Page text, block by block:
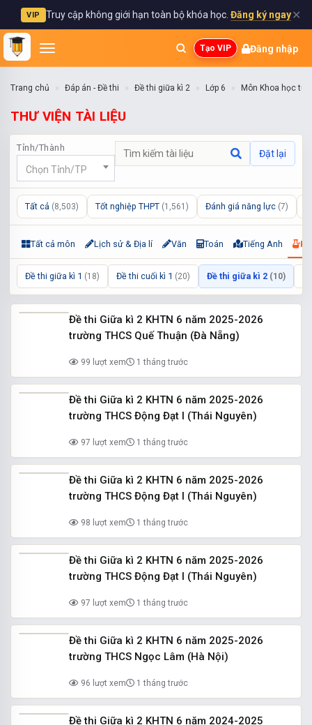
VIP Truy cập không giới hạn toàn bộ khóa học. Đăng ký ngay✕
Tạo VIP Đăng nhập
Trang chủ Đáp án - Đề thi Đề thi giữa kì 2 Lớp 6 Môn Khoa học tự
THƯ VIỆN TÀI LIỆU
Tỉnh/Thành
Chọn Tỉnh/TP
Đặt lại
Tất cả (8,503) Tốt nghiệp THPT (1,561) Đánh giá năng lực (7)
Tất cả môn Lịch sử & Địa lí Văn Toán Tiếng Anh
Đề thi giữa kì 1 (18) Đề thi cuối kì 1 (20) Đề thi giữa kì 2 (10)
Đề thi Giữa kì 2 KHTN 6 năm 2025-2026
trường THCS Quế Thuận (Đà Nẵng)
99 lượt xem 1 tháng trước
Đề thi Giữa kì 2 KHTN 6 năm 2025-2026
trường THCS Động Đạt I (Thái Nguyên)
97 lượt xem 1 tháng trước
Đề thi Giữa kì 2 KHTN 6 năm 2025-2026
trường THCS Động Đạt I (Thái Nguyên)
98 lượt xem 1 tháng trước
Đề thi Giữa kì 2 KHTN 6 năm 2025-2026
trường THCS Động Đạt I (Thái Nguyên)
97 lượt xem 1 tháng trước
Đề thi Giữa kì 2 KHTN 6 năm 2025-2026
trường THCS Ngọc Lâm (Hà Nội)
96 lượt xem 1 tháng trước
Đề thi Giữa kì 2 KHTN 6 năm 2024-2025